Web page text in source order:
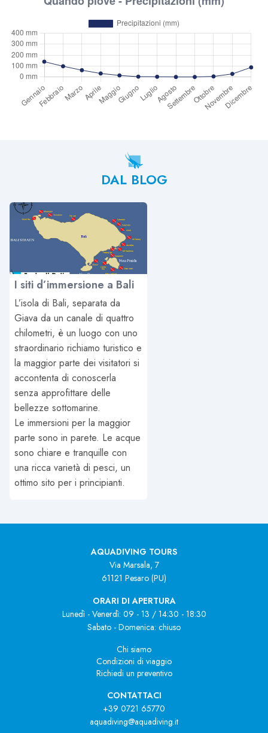
DAL BLOG
I siti d’immersione a Bali
L’isola di Bali, separata da
Giava da un canale di quattro
chilometri, è un luogo con uno
straordinario richiamo turistico e
la maggior parte dei visitatori si
accontenta di conoscerla
senza approfittare delle
bellezze sottomarine.
Le immersioni per la maggior
parte sono in parete. Le acque
sono chiare e tranquille con
una ricca varietà di pesci, un
ottimo sito per i principianti.
AQUADIVING TOURS
Via Marsala, 7
61121 Pesaro (PU)
ORARI DI APERTURA
Lunedì - Venerdì: 09 - 13 / 14:30 - 18:30
Sabato - Domenica: chiuso
Chi siamo
Condizioni di viaggio
Richiedi un preventivo
CONTATTACI
+39 0721 65770
aquadiving@aquadiving.it